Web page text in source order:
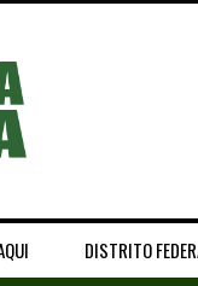
DISTRITO